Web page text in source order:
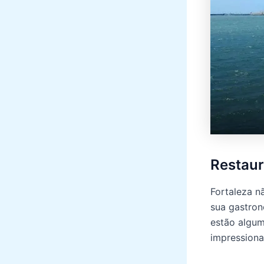
Fortaleza
sua
estão